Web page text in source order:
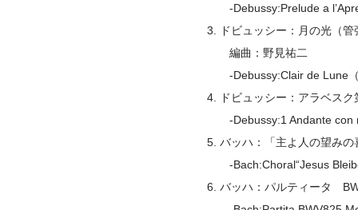
-Debussy:Prelude a
3. ドビュッシー：月の光（
編曲：野見祐二
-Debussy:Clair de Lune（
4. ドビュッシー：アラベス
-Debussy:1 Andante con
5. バッハ：「主よ人の望みの
-Bach:Choral“Jesus
6. バッハ：パルティータ